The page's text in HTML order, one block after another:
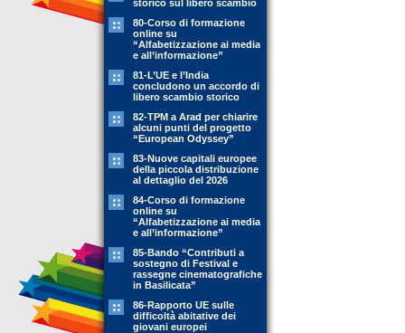
storico sul libero scambio
80-Corso di formazione
online su
“Alfabetizzazione ai media
e all’informazione”
81-L’UE e l’India
concludono un accordo di
libero scambio storico
82-TPM a Arad per chiarire
alcuni punti del progetto
“European Odyssey”
83-Nuove capitali europee
della piccola distribuzione
al dettaglio del 2026
84-Corso di formazione
online su
“Alfabetizzazione ai media
e all’informazione”
85-Bando “Contributi a
sostegno di Festival e
rassegne cinematografiche
in Basilicata”
86-Rapporto UE sulle
difficoltà abitative dei
giovani europei